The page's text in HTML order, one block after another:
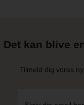
Det kan blive
Tilmeld dig vores